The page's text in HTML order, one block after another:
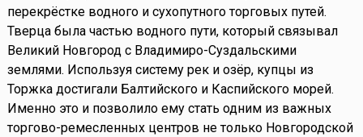
перекрёстке водного и сухопутного торговых путей.
Тверца была частью водного пути, который связывал
Великий Новгород с Владимиро-Суздальскими
землями. Используя систему рек и озёр, купцы из
Торжка достигали Балтийского и Каспийского морей.
Именно это и позволило ему стать одним из важных
торгово-ремесленных центров не только Новгородской